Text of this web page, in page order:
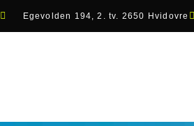
Egevolden 194, 2. tv. 2650 Hvidovre